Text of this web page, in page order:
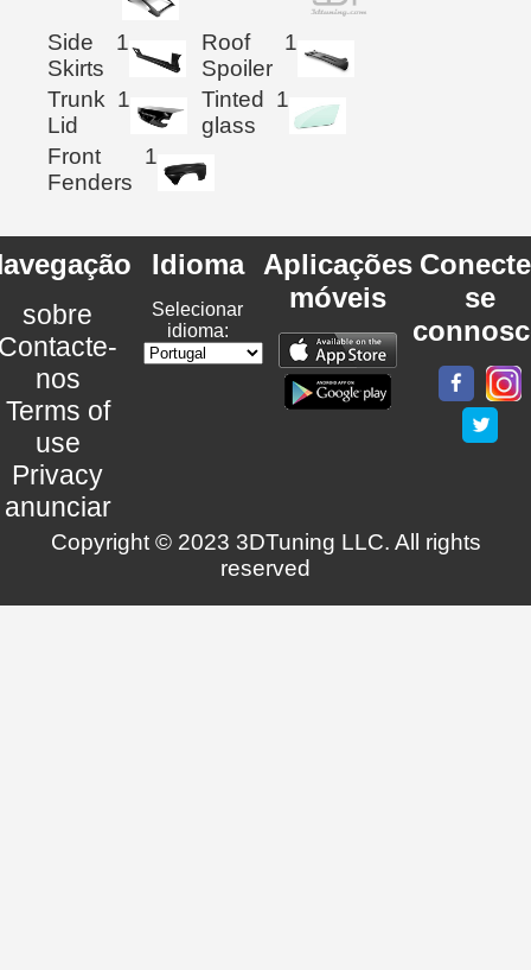
Side
Skirts
1
Roof
Spoiler
1
Trunk
Lid
1
Tinted
glass
1
Front
Fenders
1
sobre
nos
Terms of
use
Privacy
anunciar
Idioma
Selecionar
idioma:
Aplicações
móveis
se
Copyright © 2023 3DTuning LLC. All rights
reserved